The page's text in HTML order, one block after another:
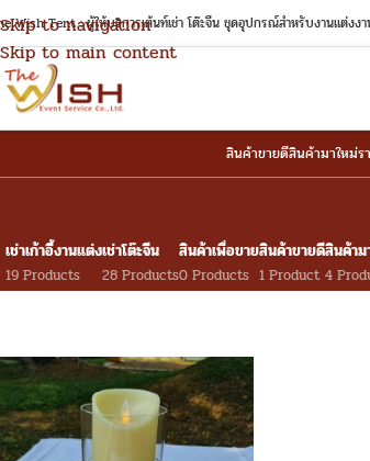
Skip to navigation
Skip to main content
Wish Tent : ผู้ให้บริการเต้นท์เช่า โต๊ะจีน ชุดอุปกรณ์สำหรับงานแต่งง
สินค้าขายดีสินค้ามาใหม่ร
เช่าเก้าอี้งานแต่ง
19 Products
เช่าโต๊ะจีน
28 Products
สินค้าเพื่อขาย
0 Products
สินค้าขายดี
1 Product
สินค้าม
4